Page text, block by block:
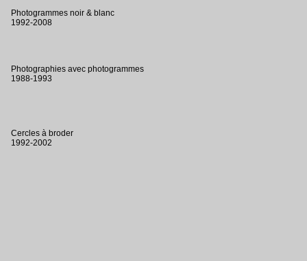
Photogrammes noir & blanc
1992-2008
Photographies avec photogrammes
1988-1993
Cercles à broder
1992-2002